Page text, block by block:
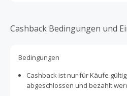
ihre jährlichen Kosten für den
Preis Dein persönliches Camper-
Campingbussen, Kastenwagen,
Vollintegrierten die Wahl.
Cashback Bedingungen und
Bedingungen
Cashback ist nur für Käufe
abgeschlossen und bezahlt